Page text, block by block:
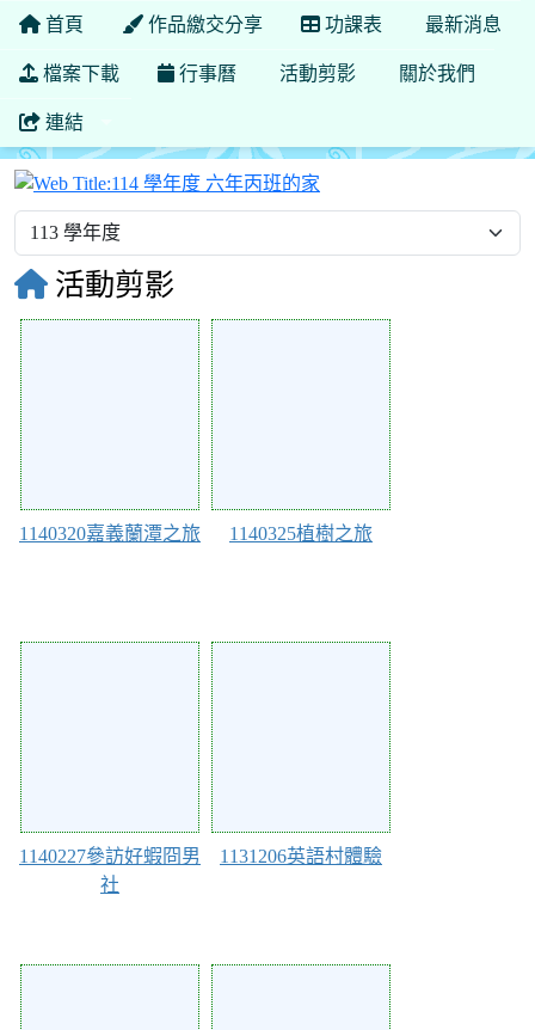
首頁 作品繳交分享 功課表 最新消息
檔案下載 行事曆 活動剪影 關於我們
連結
活動剪影
1140320嘉義蘭潭之旅 1140325植樹之旅
1140227參訪好蝦冏男
社
1131206英語村體驗